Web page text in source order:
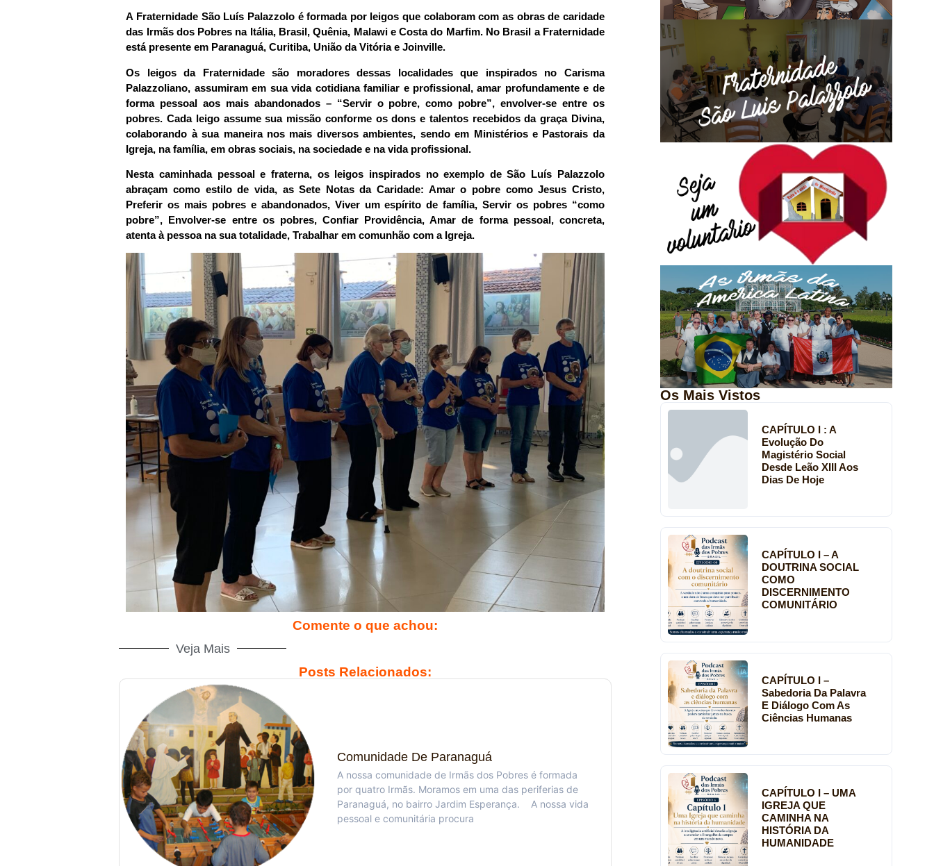
A Fraternidade São Luís Palazzolo é formada por leigos que colaboram com as obras de caridade
das Irmãs dos Pobres na Itália, Brasil, Quênia, Malawi e Costa do Marfim. No Brasil a Fraternidade
está presente em Paranaguá, Curitiba, União da Vitória e Joinville.
Os leigos da Fraternidade são moradores dessas localidades que inspirados no Carisma
Palazzoliano, assumiram em sua vida cotidiana familiar e profissional, amar profundamente e de
forma pessoal aos mais abandonados – “Servir o pobre, como pobre”, envolver-se entre os
pobres. Cada leigo assume sua missão conforme os dons e talentos recebidos da graça Divina,
colaborando à sua maneira nos mais diversos ambientes, sendo em Ministérios e Pastorais da
Igreja, na família, em obras sociais, na sociedade e na vida profissional.
Nesta caminhada pessoal e fraterna, os leigos inspirados no exemplo de São Luís Palazzolo
abraçam como estilo de vida, as Sete Notas da Caridade: Amar o pobre como Jesus Cristo,
Preferir os mais pobres e abandonados, Viver um espírito de família, Servir os pobres “como
pobre”, Envolver-se entre os pobres, Confiar Providência, Amar de forma pessoal, concreta,
atenta à pessoa na sua totalidade, Trabalhar em comunhão com a Igreja.
Comente o que achou:
Veja Mais
Posts Relacionados:
Comunidade De Paranaguá
A nossa comunidade de Irmãs dos Pobres é formada
por quatro Irmãs. Moramos em uma das periferias de
Paranaguá, no bairro Jardim Esperança. A nossa vida
pessoal e comunitária procura
Os Mais Vistos
CAPÍTULO I : A
Evolução Do
Magistério Social
Desde Leão XIII Aos
Dias De Hoje
CAPÍTULO I – A
DOUTRINA SOCIAL
COMO
DISCERNIMENTO
COMUNITÁRIO
CAPÍTULO I –
Sabedoria Da Palavra
E Diálogo Com As
Ciências Humanas
CAPÍTULO I – UMA
IGREJA QUE
CAMINHA NA
HISTÓRIA DA
HUMANIDADE